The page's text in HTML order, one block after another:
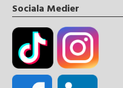
Sociala Medier